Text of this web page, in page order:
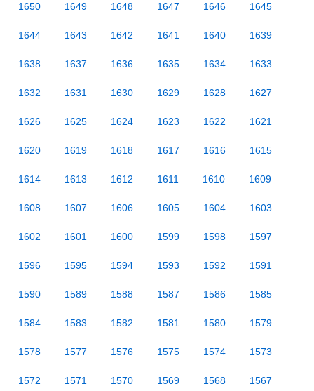
1650 1649 1648 1647 1646 1645
1644 1643 1642 1641 1640 1639
1638 1637 1636 1635 1634 1633
1632 1631 1630 1629 1628 1627
1626 1625 1624 1623 1622 1621
1620 1619 1618 1617 1616 1615
1614 1613 1612 1611 1610 1609
1608 1607 1606 1605 1604 1603
1602 1601 1600 1599 1598 1597
1596 1595 1594 1593 1592 1591
1590 1589 1588 1587 1586 1585
1584 1583 1582 1581 1580 1579
1578 1577 1576 1575 1574 1573
1572 1571 1570 1569 1568 1567